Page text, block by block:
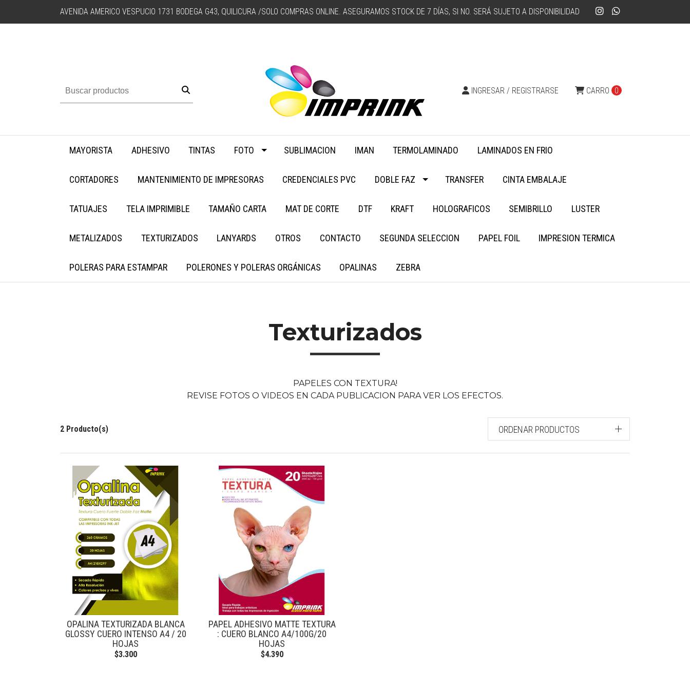
AVENIDA AMERICO VESPUCIO 1731 BODEGA G43, QUILICURA /SOLO COMPRAS ONLINE. ASEGURAMOS STOCK DE 7 DÍAS, SI NO. SERÁ SUJETO A DISPONIBILIDAD
CARRO 0
INGRESAR / REGISTRARSE
MAYORISTA ADHESIVO TINTAS FOTO SUBLIMACION IMAN TERMOLAMINADO LAMINADOS EN FRIO
CORTADORES MANTENIMIENTO DE IMPRESORAS CREDENCIALES PVC DOBLE FAZ TRANSFER CINTA EMBALAJE
TATUAJES TELA IMPRIMIBLE TAMAÑO CARTA MAT DE CORTE DTF KRAFT HOLOGRAFICOS SEMIBRILLO LUSTER
METALIZADOS TEXTURIZADOS LANYARDS OTROS CONTACTO SEGUNDA SELECCION PAPEL FOIL IMPRESION TERMICA
POLERAS PARA ESTAMPAR POLERONES Y POLERAS ORGÁNICAS OPALINAS ZEBRA
Texturizados
PAPELES CON TEXTURA!
REVISE FOTOS O VIDEOS EN CADA PUBLICACION PARA VER LOS EFECTOS.
2 Producto(s) ORDENAR PRODUCTOS
OPALINA TEXTURIZADA BLANCA
GLOSSY CUERO INTENSO A4 / 20
HOJAS
$3.300
PAPEL ADHESIVO MATTE TEXTURA
: CUERO BLANCO A4/100G/20
HOJAS
$4.390